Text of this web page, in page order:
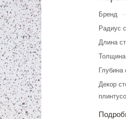
Бренд
Радиус
Длина
Декор